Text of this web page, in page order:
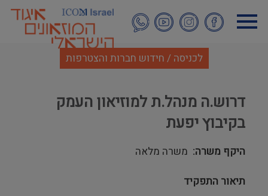
לתוכן
העיקרי
לכניסה / חידוש חברות והצטרפות
דרוש.ה מנהל.ת למוזיאון העמק
בקיבוץ יפעת
היקף משרה משרה מלאה
תיאור התפקיד